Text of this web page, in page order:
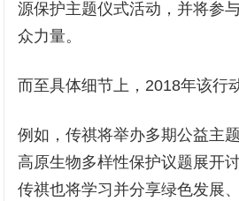
源保护主题仪式活动，并将参
众力量。
而至具体细节上，2018年该行
例如，传祺将举办多期公益主
高原生物多样性保护议题展开
传祺也将学习并分享绿色发展